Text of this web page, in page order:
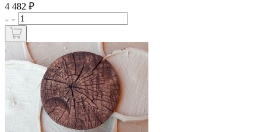
4 482 ₽